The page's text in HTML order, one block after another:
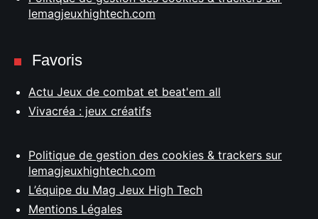
lemagjeuxhightech.com
Favoris
Actu Jeux de combat et beat'em all
Vivacréa : jeux créatifs
Politique de gestion des cookies & trackers sur
lemagjeuxhightech.com
L’équipe du Mag Jeux High Tech
Mentions Légales